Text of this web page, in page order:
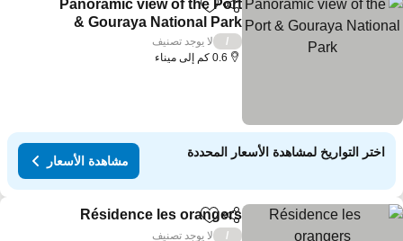
مشاركةAdd to favorites
Panoramic view of the Port
& Gouraya National Park
لا يوجد تصنيف
0.6 كم إلى ميناء
اختر التواريخ لمشاهدة الأسعار المحددة
مشاهدة الأسعار
مشاركةAdd to favorites
Résidence les orangers
لا يوجد تصنيف